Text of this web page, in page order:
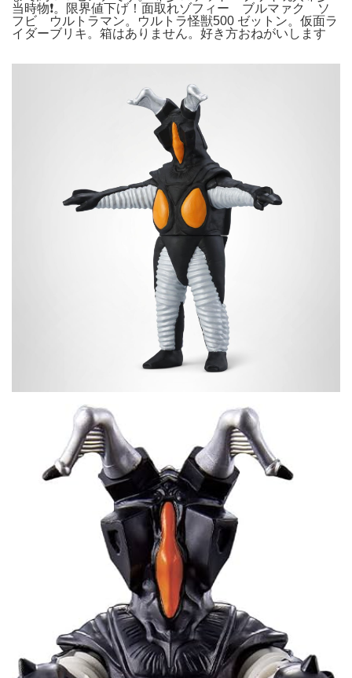
当時物❗️。限界値下げ！面取れゾフィー ブルマァク ソ
フビ ウルトラマン。ウルトラ怪獣500 ゼットン。仮面ラ
イダーブリキ。箱はありません。好き方おねがいします